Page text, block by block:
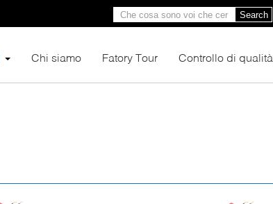
Search
Chi siamo Fatory Tour Controllo di qualità